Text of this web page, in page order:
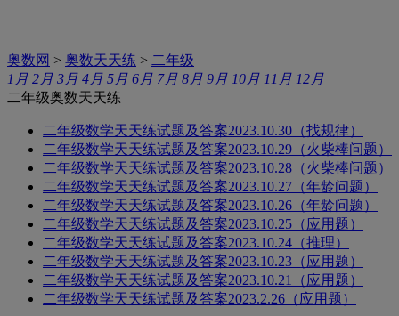
奥数网 > 奥数天天练 > 二年级
1月 2月 3月 4月 5月 6月 7月 8月 9月 10月 11月 12月
二年级奥数天天练
二年级数学天天练试题及答案2023.10.30（找规律）
二年级数学天天练试题及答案2023.10.29（火柴棒问题）
二年级数学天天练试题及答案2023.10.28（火柴棒问题）
二年级数学天天练试题及答案2023.10.27（年龄问题）
二年级数学天天练试题及答案2023.10.26（年龄问题）
二年级数学天天练试题及答案2023.10.25（应用题）
二年级数学天天练试题及答案2023.10.24（推理）
二年级数学天天练试题及答案2023.10.23（应用题）
二年级数学天天练试题及答案2023.10.21（应用题）
二年级数学天天练试题及答案2023.2.26（应用题）